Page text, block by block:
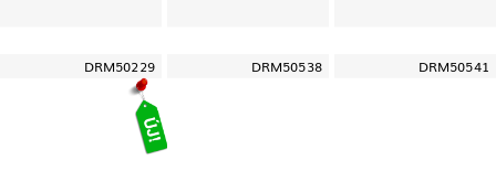
DRM50229 DRM50538 DRM50541